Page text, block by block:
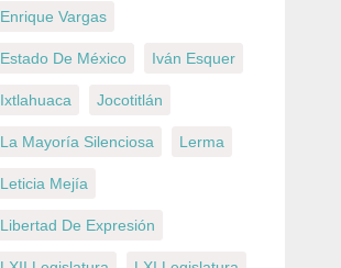
Enrique Vargas
Estado De México Iván Esquer
Ixtlahuaca Jocotitlán
La Mayoría Silenciosa Lerma
Leticia Mejía
Libertad De Expresión